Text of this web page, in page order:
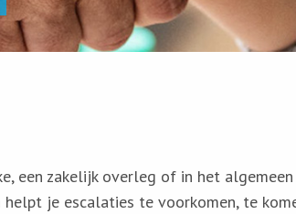
een zakelijk overleg of in het
helpt je escalaties te voorkomen, te